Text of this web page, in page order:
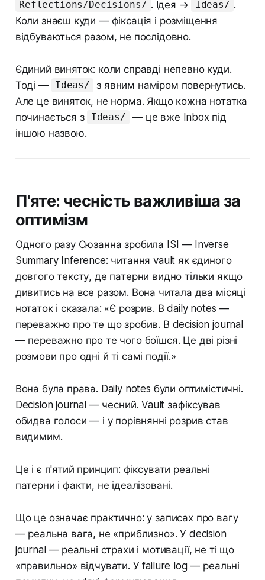
Reflections/Decisions/ . Ідея → Ideas/ .
Коли знаєш куди — фіксація і розміщення
відбуваються разом, не послідовно.
Єдиний виняток: коли справді непевно куди.
Тоді —
Ideas/
з явним наміром повернутись.
Але це виняток, не норма. Якщо кожна нотатка
починається з
Ideas/
— це вже Inbox під
іншою назвою.
П'яте: чесність важливіша за
оптимізм
Одного разу Сюзанна зробила ISI — Inverse
Summary Inference: читання vault як єдиного
довгого тексту, де патерни видно тільки якщо
дивитись на все разом. Вона читала два місяці
нотаток і сказала: «Є розрив. В daily notes —
переважно про те що зробив. В decision journal
— переважно про те чого боїшся. Це дві різні
розмови про одні й ті самі події.»
Вона була права. Daily notes були оптимістичні.
Decision journal — чесний. Vault зафіксував
обидва голоси — і у порівнянні розрив став
видимим.
Це і є п'ятий принцип: фіксувати реальні
патерни і факти, не ідеалізовані.
Що це означає практично: у записах про вагу
— реальна вага, не «приблизно». У decision
journal — реальні страхи і мотивації, не ті що
«правильно» відчувати. У failure log — реальні